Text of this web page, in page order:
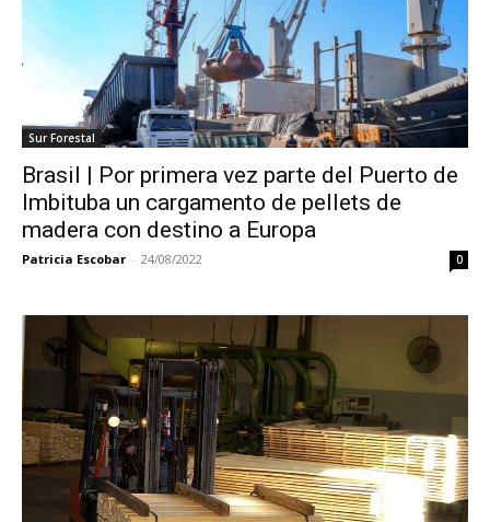
Sur Forestal
Brasil | Por primera vez parte del Puerto de
Imbituba un cargamento de pellets de
madera con destino a Europa
Patricia Escobar - 24/08/2022 0